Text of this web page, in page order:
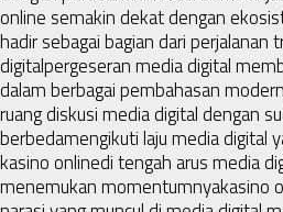
online semakin dekat dengan
hadir sebagai bagian dari
digitalpergeseran media digital
dalam berbagai pembahasan modern
ruang diskusi media digital dengan
berbedamengikuti laju media digital
kasino onlinedi tengah arus media
menemukan momentumnyakasino